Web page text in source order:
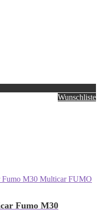
Wunschliste
Fumo M30